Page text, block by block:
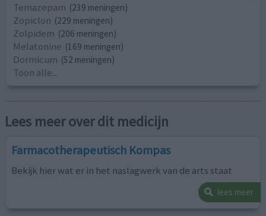
Temazepam (239 meningen)
Zopiclon (229 meningen)
Zolpidem (206 meningen)
Melatonine (169 meningen)
Dormicum (52 meningen)
Toon alle...
Lees meer over dit medicijn
Farmacotherapeutisch Kompas
Bekijk hier wat er in het naslagwerk van de arts staat
lees meer